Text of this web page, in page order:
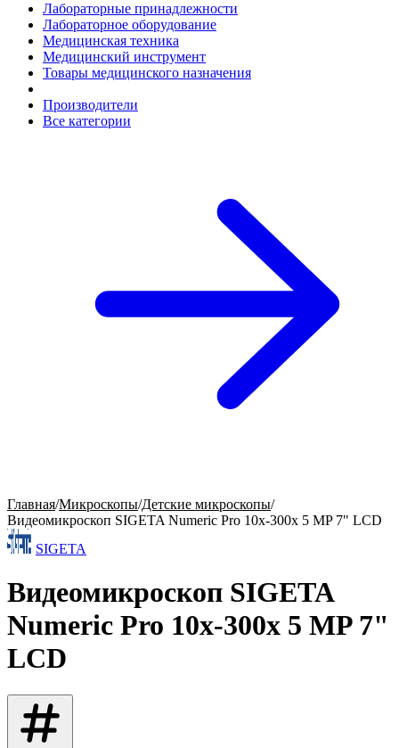
Лабораторные принадлежности
Лабораторное оборудование
Медицинская техника
Медицинский инструмент
Товары медицинского назначения
Производители
Все категории
Главная/Микроскопы/Детские микроскопы/
Видеомикроскоп SIGETA Numeric Pro 10x-300x 5 MP 7" LCD
SIGETA
Видеомикроскоп SIGETA
Numeric Pro 10x-300x 5 MP 7"
LCD